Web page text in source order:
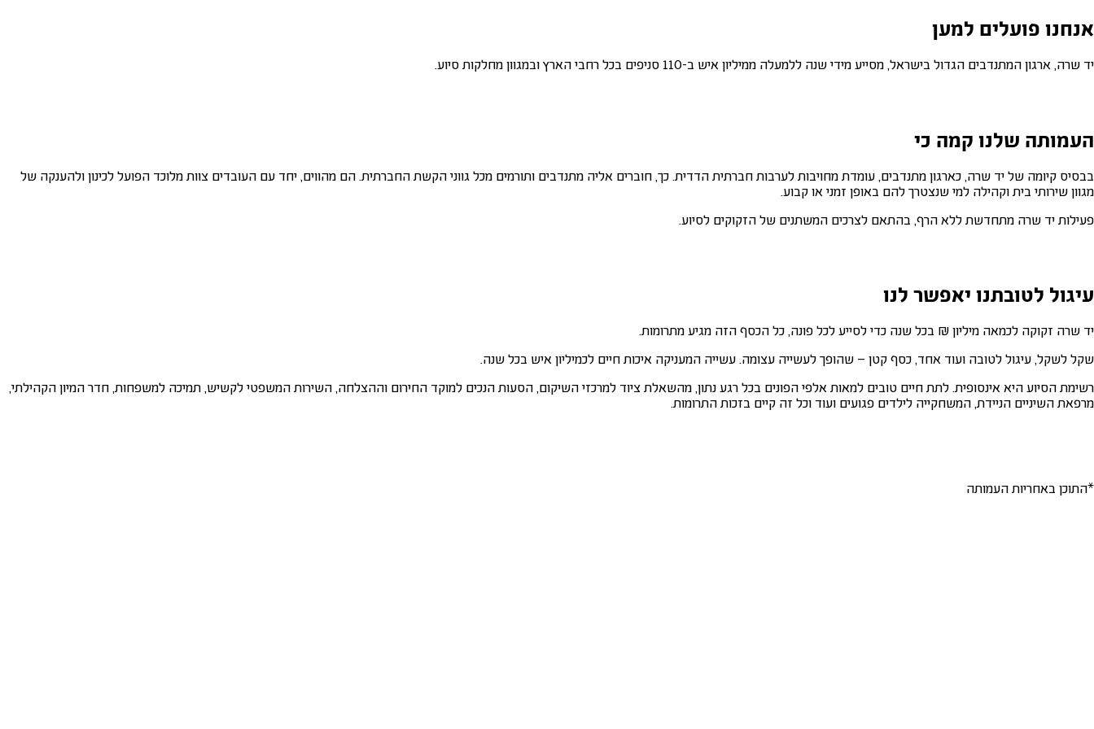
אנחנו פועלים למען
יד שרה, ארגון המתנדבים הגדול בישראל, מסייע מידי שנה ללמעלה ממיליון איש ב-110 סניפים בכל רחבי הארץ ובמגוון מחלקות סיוע.
העמותה שלנו קמה כי
בבסיס קיומה של יד שרה, כארגון מתנדבים, עומדת מחויבות לערבות חברתית הדדית. כך, חוברים אליה מתנדבים ותורמים מכל גווני הקשת החברתית. הם מהווים, יחד עם העובדים צוות מלוכד הפועל לכינון ולהענקה של
מגוון שירותי בית וקהילה למי שנצטרך להם באופן זמני או קבוע.
פעילות יד שרה מתחדשת ללא הרף, בהתאם לצרכים המשתנים של הזקוקים לסיוע.
עיגול לטובתנו יאפשר לנו
יד שרה זקוקה לכמאה מיליון ₪ בכל שנה כדי לסייע לכל פונה, כל הכסף הזה מגיע מתרומות.
שקל לשקל, עיגול לטובה ועוד אחד, כסף קטן – שהופך לעשייה עצומה. עשייה המעניקה איכות חיים לכמיליון איש בכל שנה.
רשימת הסיוע היא אינסופית. לתת חיים טובים למאות אלפי הפונים בכל רגע נתון, מהשאלת ציוד למרכזי השיקום, הסעות הנכים למוקד החירום וההצלחה, השירות המשפטי לקשיש, תמיכה למשפחות, חדר המיון הקהילתי,
מרפאת השיניים הניידת, המשחקייה לילדים פגועים ועוד וכל זה קיים בזכות התרומות.
*התוכן באחריות העמותה